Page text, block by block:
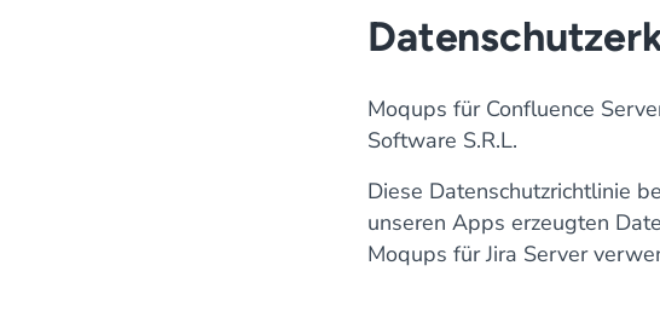
Moqups für Confluence
Software S.R.L.
Diese Datenschutzrichtlinie
unseren Apps erzeugten
Moqups für Jira Server